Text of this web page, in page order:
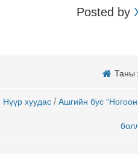
Posted by
Таны
Нүүр хуудас / Ашгийн бус